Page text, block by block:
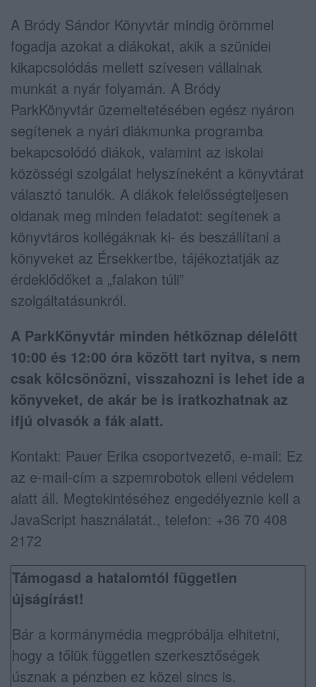
A Bródy Sándor Könyvtár mindig örömmel
fogadja azokat a diákokat, akik a szünidei
kikapcsolódás mellett szívesen vállalnak
munkát a nyár folyamán. A Bródy
ParkKönyvtár üzemeltetésében egész nyáron
segítenek a nyári diákmunka programba
bekapcsolódó diákok, valamint az iskolai
közösségi szolgálat helyszíneként a könyvtárat
választó tanulók. A diákok felelősségteljesen
oldanak meg minden feladatot: segítenek a
könyvtáros kollégáknak ki- és beszállítani a
könyveket az Érsekkertbe, tájékoztatják az
érdeklődőket a „falakon túli”
szolgáltatásunkról.
A ParkKönyvtár minden hétköznap délelőtt
10:00 és 12:00 óra között tart nyitva, s nem
csak kölcsönözni, visszahozni is lehet ide a
könyveket, de akár be is iratkozhatnak az
ifjú olvasók a fák alatt.
Kontakt: Pauer Erika csoportvezető, e-mail: Ez
az e-mail-cím a szpemrobotok elleni védelem
alatt áll. Megtekintéséhez engedélyeznie kell a
JavaScript használatát., telefon: +36 70 408
2172
Támogasd a hatalomtól független
újságírást!
Bár a kormánymédia megpróbálja elhitetni,
hogy a tőlük független szerkesztőségek
úsznak a pénzben ez közel sincs is.